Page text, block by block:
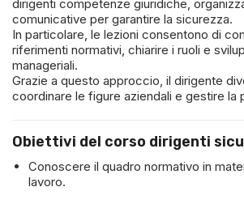
dirigenti competenze giuridiche,
comunicative per garantire la sicurezza.
In particolare, le lezioni consentono di
riferimenti normativi, chiarire i ruoli e
manageriali.
Grazie a questo approccio, il dirigente
coordinare le figure aziendali e gestire la
Obiettivi del corso dirigenti
Conoscere il quadro normativo in
lavoro.